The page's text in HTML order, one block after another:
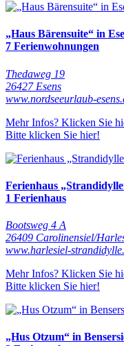
„Haus Bärensuite“ in
7 Ferienwohnungen
Thedaweg 19
26427 Esens
www.nordseeurlaub-
Mehr Infos? Klicken Sie
Bitte klicken Sie hier!
Ferienhaus
1 Ferienhaus
Bootsweg 4 A
26409 Carolinensiel/
www.harlesiel-
Mehr Infos? Klicken Sie
Bitte klicken Sie hier!
„Hus Otzum“ in